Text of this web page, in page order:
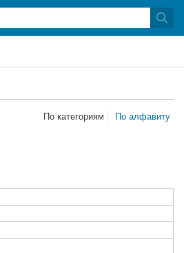
По категориям По алфавиту